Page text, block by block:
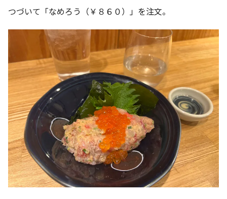
つづいて「なめろう（￥８６０）」を注文。